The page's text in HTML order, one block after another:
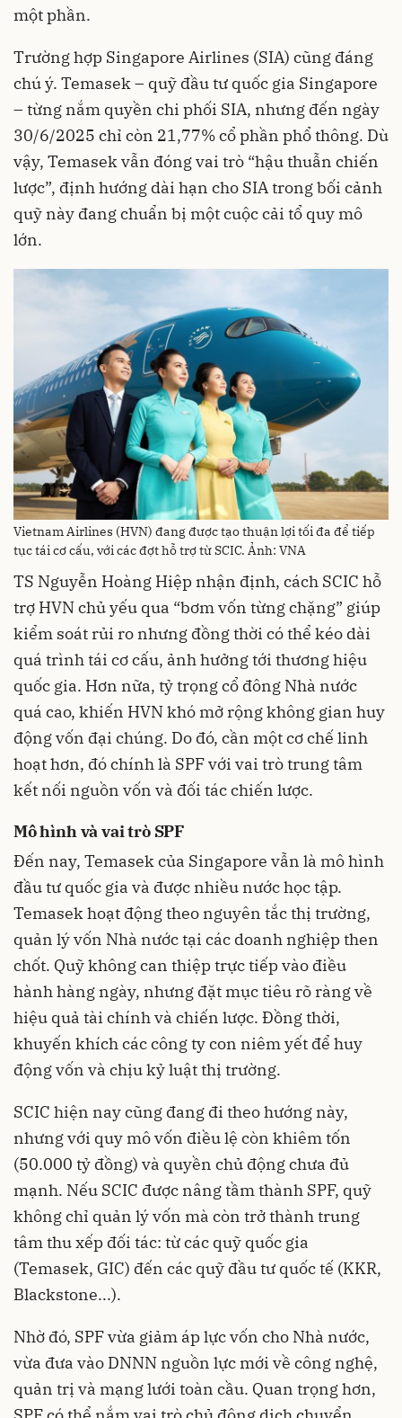
một phần.
Trường hợp Singapore Airlines (SIA) cũng đáng
chú ý. Temasek – quỹ đầu tư quốc gia Singapore
– từng nắm quyền chi phối SIA, nhưng đến ngày
30/6/2025 chỉ còn 21,77% cổ phần phổ thông. Dù
vậy, Temasek vẫn đóng vai trò “hậu thuẫn chiến
lược”, định hướng dài hạn cho SIA trong bối cảnh
quỹ này đang chuẩn bị một cuộc cải tổ quy mô
lớn.
Vietnam Airlines (HVN) đang được tạo thuận lợi tối đa để tiếp
tục tái cơ cấu, với các đợt hỗ trợ từ SCIC. Ảnh: VNA
TS Nguyễn Hoàng Hiệp nhận định, cách SCIC hỗ
trợ HVN chủ yếu qua “bơm vốn từng chặng” giúp
kiểm soát rủi ro nhưng đồng thời có thể kéo dài
quá trình tái cơ cấu, ảnh hưởng tới thương hiệu
quốc gia. Hơn nữa, tỷ trọng cổ đông Nhà nước
quá cao, khiến HVN khó mở rộng không gian huy
động vốn đại chúng. Do đó, cần một cơ chế linh
hoạt hơn, đó chính là SPF với vai trò trung tâm
kết nối nguồn vốn và đối tác chiến lược.
Mô hình và vai trò SPF
Đến nay, Temasek của Singapore vẫn là mô hình
đầu tư quốc gia và được nhiều nước học tập.
Temasek hoạt động theo nguyên tắc thị trường,
quản lý vốn Nhà nước tại các doanh nghiệp then
chốt. Quỹ không can thiệp trực tiếp vào điều
hành hàng ngày, nhưng đặt mục tiêu rõ ràng về
hiệu quả tài chính và chiến lược. Đồng thời,
khuyến khích các công ty con niêm yết để huy
động vốn và chịu kỷ luật thị trường.
SCIC hiện nay cũng đang đi theo hướng này,
nhưng với quy mô vốn điều lệ còn khiêm tốn
(50.000 tỷ đồng) và quyền chủ động chưa đủ
mạnh. Nếu SCIC được nâng tầm thành SPF, quỹ
không chỉ quản lý vốn mà còn trở thành trung
tâm thu xếp đối tác: từ các quỹ quốc gia
(Temasek, GIC) đến các quỹ đầu tư quốc tế (KKR,
Blackstone...).
Nhờ đó, SPF vừa giảm áp lực vốn cho Nhà nước,
vừa đưa vào DNNN nguồn lực mới về công nghệ,
quản trị và mạng lưới toàn cầu. Quan trọng hơn,